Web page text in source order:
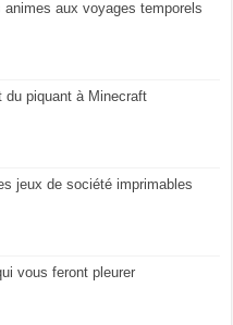
animes aux voyages temporels
du piquant à Minecraft
jeux de société imprimables
vous feront pleurer